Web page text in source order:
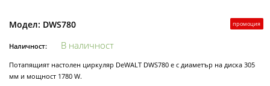
промоция
Модел: DWS780
Наличност: В наличност
Потапящият настолен циркуляр DeWALT DWS780 е с диаметър на диска 305
мм и мощност 1780 W.